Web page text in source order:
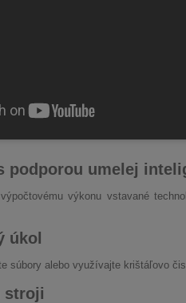
podporou umelej
výkonu vstavané
úkol
súbory alebo využívajte krištáľovo
stroji